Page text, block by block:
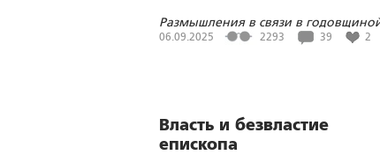
Размышления в связи в
дня рождения первого русского
06.09.2025 2293 39 2
Власть и безвластие
епископа